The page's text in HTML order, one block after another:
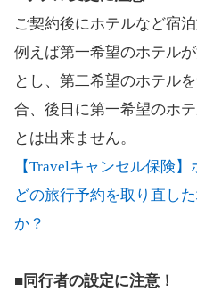
ご契約後にホテルなど宿
例えば第一希望のホテル
とし、第二希望のホテル
合、後日に第一希望のホ
とは出来ません。
【Travelキャンセル保険
どの旅行予約を取り直し
か？
■同行者の設定に注意！